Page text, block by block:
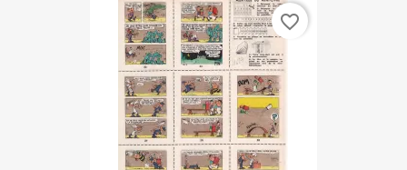
favorite_border